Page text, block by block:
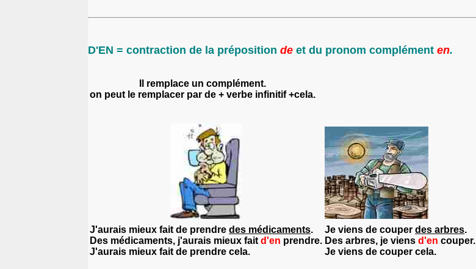
D'EN = contraction de la préposition de et du pronom complément en.
Il remplace un complément.
on peut le remplacer par de + verbe infinitif +cela.
J'aurais mieux fait de prendre des médicaments.
Des médicaments, j'aurais mieux fait d'en prendre.
J'aurais mieux fait de prendre cela.
Je viens de couper des arbres.
Des arbres, je viens d'en couper.
Je viens de couper cela.